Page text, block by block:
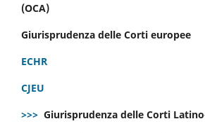
(OCA)
Giurisprudenza delle Corti europee
ECHR
CJEU
>>> Giurisprudenza delle Corti